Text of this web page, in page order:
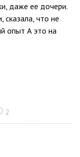
даже ее дочери.
сказала, что не
опыт А это на
2